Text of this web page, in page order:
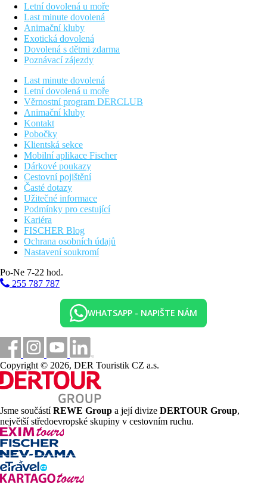
Letní dovolená u moře
Last minute dovolená
Animační kluby
Exotická dovolená
Dovolená s dětmi zdarma
Poznávací zájezdy
Last minute dovolená
Letní dovolená u moře
Věrnostní program DERCLUB
Animační kluby
Kontakt
Pobočky
Klientská sekce
Mobilní aplikace Fischer
Dárkové poukazy
Cestovní pojištění
Časté dotazy
Užitečné informace
Podmínky pro cestující
Kariéra
FISCHER Blog
Ochrana osobních údajů
Nastavení soukromí
Po-Ne 7-22 hod.
255 787 787
WHATSAPP - NAPIŠTE NÁM
Copyright © 2026, DER Touristik CZ a.s.
Jsme součástíREWE Group a její divize DERTOUR Group,
největší středoevropské skupiny v cestovním ruchu.